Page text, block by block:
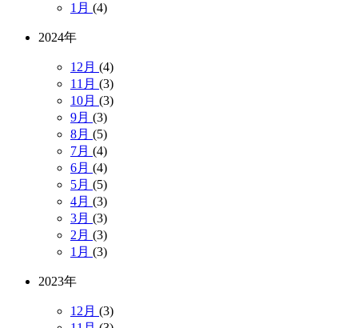
1月 (4)
2024年
12月 (4)
11月 (3)
10月 (3)
9月 (3)
8月 (5)
7月 (4)
6月 (4)
5月 (5)
4月 (3)
3月 (3)
2月 (3)
1月 (3)
2023年
12月 (3)